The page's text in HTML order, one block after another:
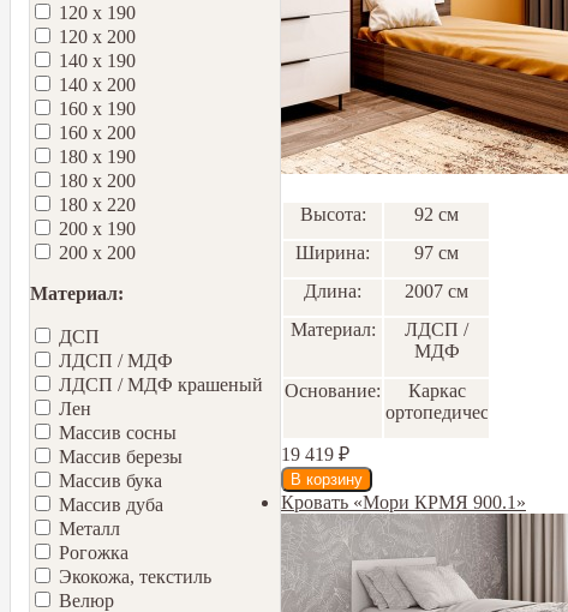
120 х 190
120 х 200
140 х 190
140 х 200
160 х 190
160 х 200
180 х 190
180 х 200
180 х 220
200 х 190
200 х 200
Материал:
ДСП
ЛДСП / МДФ
ЛДСП / МДФ крашеный
Лен
Массив сосны
Массив березы
Массив бука
Массив дуба
Металл
Рогожка
Экокожа, текстиль
Велюр
Высота:
92 см
Ширина:
97 см
Длина:
2007 см
Материал:
ЛДСП /
МДФ
Основание:
Каркас
ортопедический
19 419 ₽
Кровать «Мори КРМЯ 900.1»